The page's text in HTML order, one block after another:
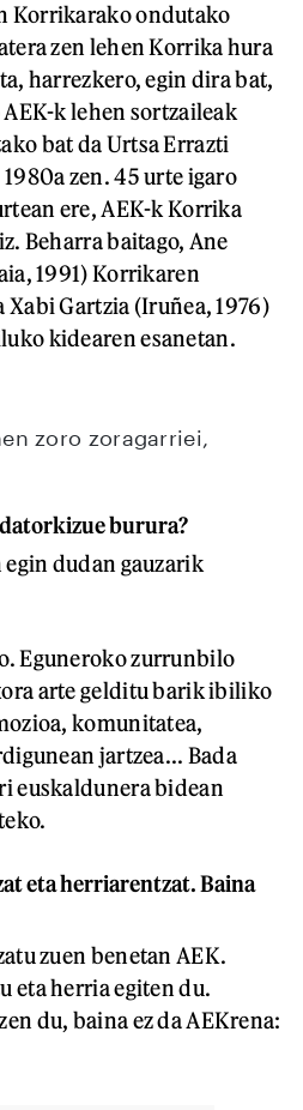
Korrikarako ondutako
zen lehen Korrika hura
harrezkero, egin dira bat,
k lehen sortzaileak
bat da Urtsa Errazti
zen. 45 urte igaro
ere, AEK-k Korrika
Beharra baitago, Ane
1991) Korrikaren
Gartzia (Iruñea, 1976)
kidearen esanetan.
zoro zoragarriei,
burura?
egin dudan gauzarik
Eguneroko zurrunbilo
arte gelditu barik ibiliko
komunitatea,
jartzea... Bada
euskaldunera bidean
eta herriarentzat. Baina
zuen benetan AEK.
eta herria egiten du.
du, baina ez da AEKrena: